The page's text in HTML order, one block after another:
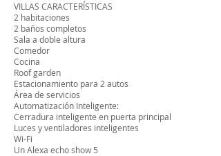
VILLAS CARACTERÍSTICAS
2 habitaciones
2 baños completos
Sala a doble altura
Comedor
Cocina
Roof garden
Estacionamiento para 2 autos
Área de servicios
Automatización Inteligente:
Cerradura inteligente en puerta principal
Luces y ventiladores inteligentes
Wi-Fi
Un Alexa echo show 5